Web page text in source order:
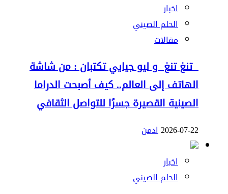
اخبار
الحلم الصيني
مقالات
تنغ تنغ و ليو جيايي تكتبان : من شاشة
الهاتف إلى العالم.. كيف أصبحت الدراما
الصينية القصيرة جسرًا للتواصل الثقافي
2026-07-22ادمن
اخبار
الحلم الصيني